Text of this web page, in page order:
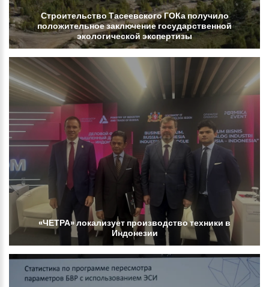
СтроительствоТасеевскогоГОКаполучило
положительноезаключение государственной
экологической экспертизы
«ЧЕТРА»локализует производствотехники в
Индонезии